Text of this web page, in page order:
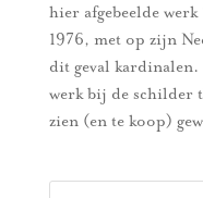
hier afgebeelde
1976, met op zijn
dit geval
werk bij de schilder
zien (en te koop)